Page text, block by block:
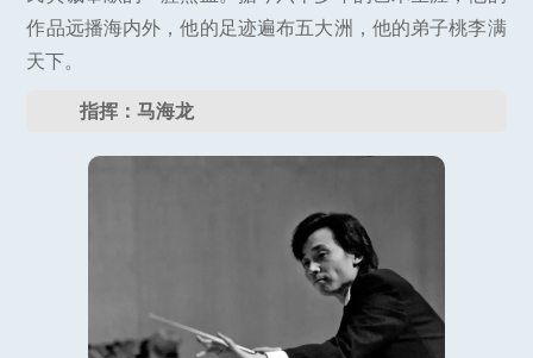
作品远播海内外，他的足迹遍布五大洲，他的弟子桃李满
天下。
指挥：马海龙